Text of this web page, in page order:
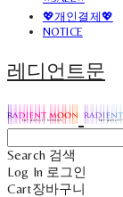
💖개인결제💖
NOTICE
레디언트문
Search 검색
Log In 로그인
Cart장바구니